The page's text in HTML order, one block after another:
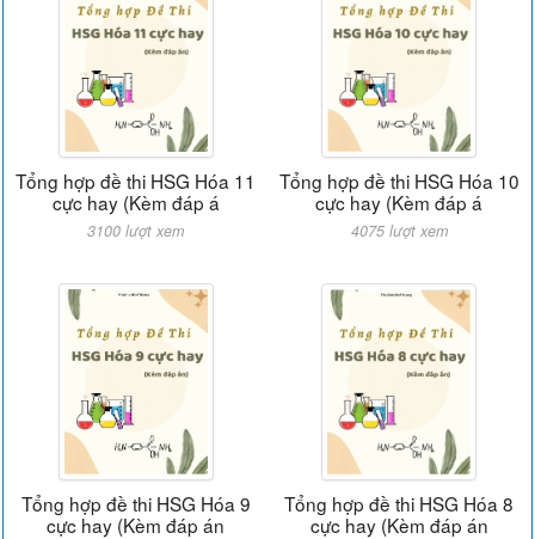
Tổng hợp đề thi HSG Hóa 11
cực hay (Kèm đáp á
3100 lượt xem
Tổng hợp đề thi HSG Hóa 10
cực hay (Kèm đáp á
4075 lượt xem
Tổng hợp đề thi HSG Hóa 9
cực hay (Kèm đáp án
Tổng hợp đề thi HSG Hóa 8
cực hay (Kèm đáp án